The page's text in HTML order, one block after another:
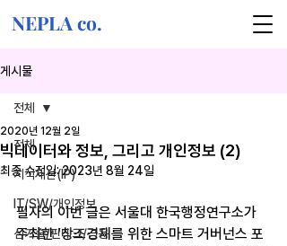
NEPLA co.
게시물
전체
지식재산(IP)
IT/SW/개인정보
신기술/핀테크/금융
전체
빅데이터와 정보, 그리고 개인정보 (2)
2020년 12월 2일
최종 수정일:2023년 8월 24일
필자의 이번 글은 서울대 한국행정연구소가
주최한 ‘창조경제를 위한 스마트 거버넌스 포